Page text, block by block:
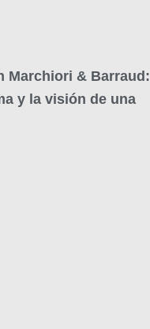
Marchiori & Barraud:
y la visión de una